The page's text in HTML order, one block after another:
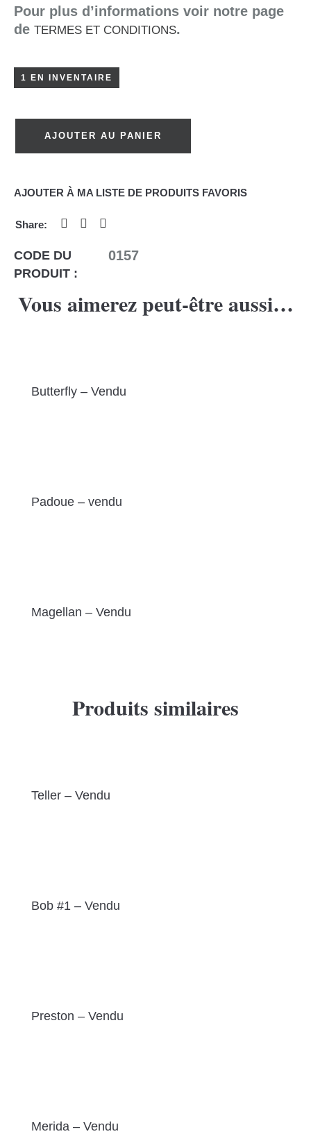
Pour plus d’informations voir notre page
de TERMES ET CONDITIONS.
1 EN INVENTAIRE
AJOUTER AU PANIER
AJOUTER À MA LISTE DE PRODUITS FAVORIS
CODE DU
PRODUIT :
0157
Vous aimerez peut-être aussi…
Butterfly – Vendu
Padoue – vendu
Magellan – Vendu
Produits similaires
Teller – Vendu
Bob #1 – Vendu
Preston – Vendu
Merida – Vendu